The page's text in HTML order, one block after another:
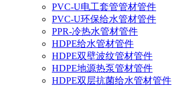
PVC-U电工套管管材管件
PVC-U环保给水管材管件
PPR-冷热水管材管件
HDPE给水管材管件
HDPE双壁波纹管材管件
HDPE地源热泵管材管件
HDPE双层抗菌给水管材管件